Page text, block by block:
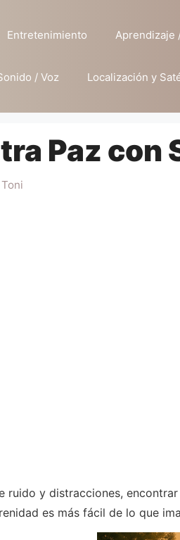
Entretenimiento Aprendizaje
/ Voz Localización y
Paz con
Toni
ruido y distracciones,
es más fácil de lo que